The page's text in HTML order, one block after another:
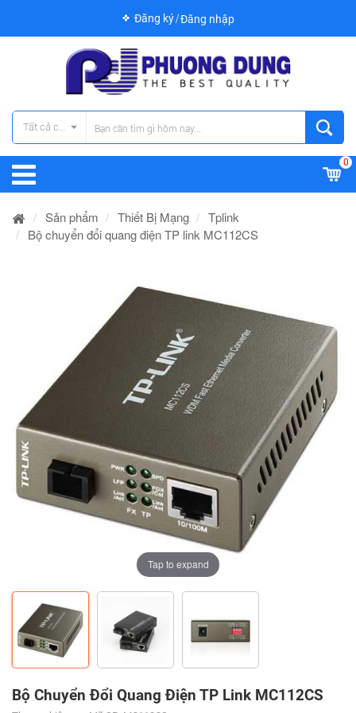
Đăng ký Đăng nhập
Tất cả các danh mục
0
Sản phẩm Thiết Bị Mạng
Tplink
Bộ chuyển đổi quang điện TP link MC112CS
Tap to expand
Tap to expand
Tap to expand
Bộ Chuyển Đổi Quang Điện TP Link MC112CS